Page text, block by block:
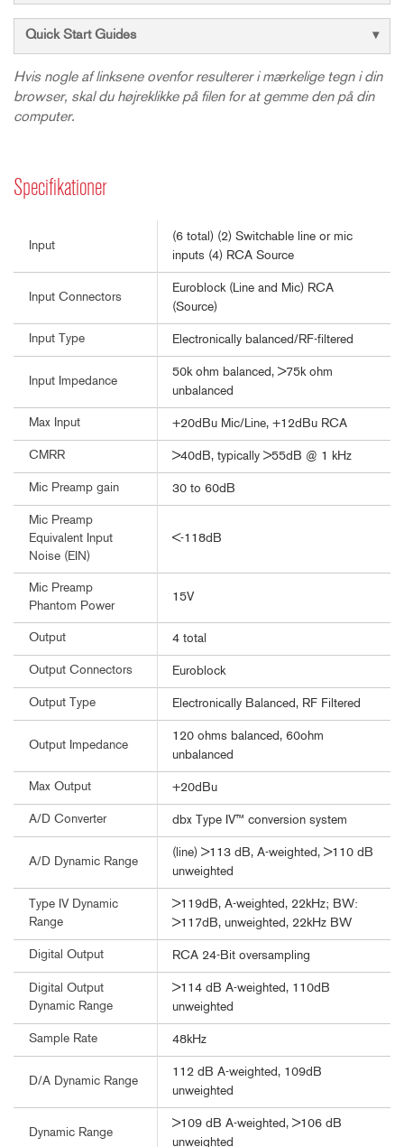
Quick Start Guides
Hvis nogle af linksene ovenfor resulterer i mærkelige tegn i din
browser, skal du højreklikke på filen for at gemme den på din
computer.
Specifikationer
Input
(6 total) (2) Switchable line or mic
inputs (4) RCA Source
Input Connectors
Euroblock (Line and Mic) RCA
(Source)
Input Type Electronically balanced/RF-filtered
Input Impedance
50k ohm balanced, >75k ohm
unbalanced
Max Input +20dBu Mic/Line, +12dBu RCA
CMRR >40dB, typically >55dB @ 1 kHz
Mic Preamp gain 30 to 60dB
Mic Preamp
Equivalent Input
Noise (EIN)
<-118dB
Mic Preamp
Phantom Power
15V
Output 4 total
Output Connectors Euroblock
Output Type Electronically Balanced, RF Filtered
Output Impedance
120 ohms balanced, 60ohm
unbalanced
Max Output +20dBu
A/D Converter dbx Type IV™ conversion system
A/D Dynamic Range
(line) >113 dB, A-weighted, >110 dB
unweighted
Type IV Dynamic
Range
>119dB, A-weighted, 22kHz; BW:
>117dB, unweighted, 22kHz BW
Digital Output RCA 24-Bit oversampling
Digital Output
Dynamic Range
>114 dB A-weighted, 110dB
unweighted
Sample Rate 48kHz
D/A Dynamic Range
112 dB A-weighted, 109dB
unweighted
Dynamic Range
>109 dB A-weighted, >106 dB
unweighted